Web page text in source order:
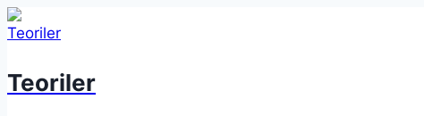
Skip
to
Teoriler